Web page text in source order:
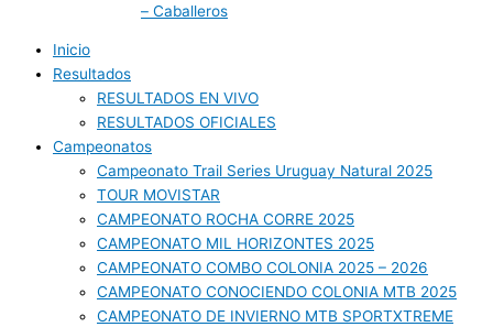
– Caballeros
Inicio
Resultados
RESULTADOS EN VIVO
RESULTADOS OFICIALES
Campeonatos
Campeonato Trail Series Uruguay Natural 2025
TOUR MOVISTAR
CAMPEONATO ROCHA CORRE 2025
CAMPEONATO MIL HORIZONTES 2025
CAMPEONATO COMBO COLONIA 2025 – 2026
CAMPEONATO CONOCIENDO COLONIA MTB 2025
CAMPEONATO DE INVIERNO MTB SPORTXTREME